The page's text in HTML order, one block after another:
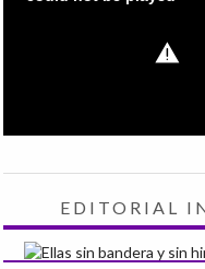
EDITORIAL